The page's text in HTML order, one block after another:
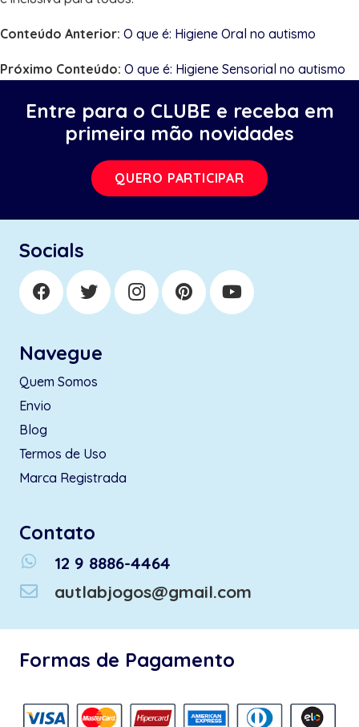
Conteúdo Anterior: O que é: Higiene Oral no autismo
Próximo Conteúdo: O que é: Higiene Sensorial no autismo
Entre para o CLUBE e receba em
primeira mão novidades
QUERO PARTICIPAR
Socials
Navegue
Quem Somos
Envio
Blog
Termos de Uso
Marca Registrada
Contato
whatsapp
12 9 8886-4464
autlabjogos@gmail.com
Formas de Pagamento